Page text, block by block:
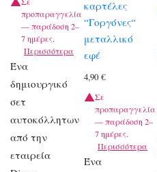
προπαραγγελία
— παράδοση 2–
7 ημέρες.
Περισσότερα
Ένα
δημιουργικό
σετ
αυτοκόλλητων
από την
εταιρεία
καρτέλες
“Γοργόνες“
μεταλλικό
εφέ
4,90€
Σε
προπαραγγελία
— παράδοση 2–
7 ημέρες.
Περισσότερα
Ένα